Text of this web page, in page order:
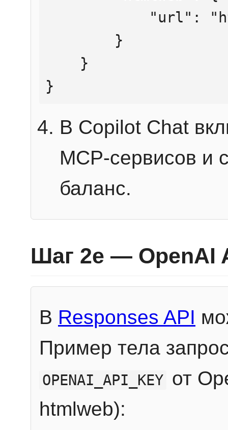
}
В Copilot Chat
MCP-сервисов и
баланс.
Шаг 2e — OpenAI
В Responses API
Пример тела
OPENAI_API_KEY от
htmlweb):